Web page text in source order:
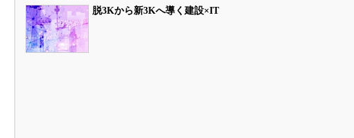
脱3Kから新3Kへ導く建設×IT